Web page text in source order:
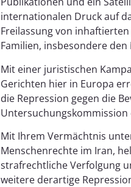
internationalen Druck auf
Freilassung von
Familien, insbesondere
Mit einer juristischen
Gerichten hier in Europa
die Repression gegen die
Untersuchungskommission
Mit Ihrem Vermächtnis
Menschenrechte im Iran,
strafrechtliche Verfolgung
weitere derartige